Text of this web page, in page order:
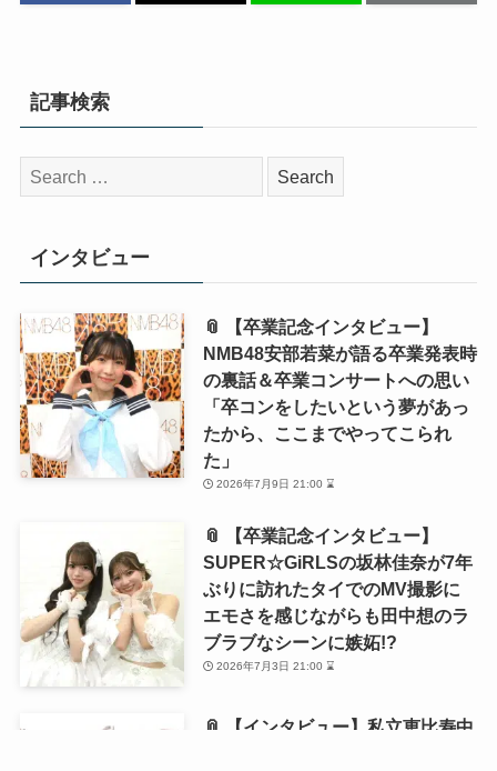
記事検索
検
索:
インタビュー
📎 【卒業記念インタビュー】
NMB48安部若菜が語る卒業発表時
の裏話＆卒業コンサートへの思い
「卒コンをしたいという夢があっ
たから、ここまでやってこられ
た」
2026年7月9日 21:00 ⌛
📎 【卒業記念インタビュー】
SUPER☆GiRLSの坂林佳奈が7年
ぶりに訪れたタイでのMV撮影に
エモさを感じながらも田中想のラ
ブラブなシーンに嫉妬!?
2026年7月3日 21:00 ⌛
📎 【インタビュー】私立恵比寿中